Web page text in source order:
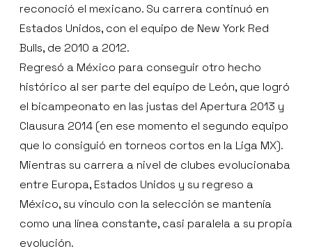
reconoció el mexicano. Su carrera continuó en
Estados Unidos, con el equipo de New York Red
Bulls, de 2010 a 2012.
Regresó a México para conseguir otro hecho
histórico al ser parte del equipo de León, que logró
el bicampeonato en las justas del Apertura 2013 y
Clausura 2014 (en ese momento el segundo equipo
que lo consiguió en torneos cortos en la Liga MX).
Mientras su carrera a nivel de clubes evolucionaba
entre Europa, Estados Unidos y su regreso a
México, su vínculo con la selección se mantenía
como una línea constante, casi paralela a su propia
evolución.